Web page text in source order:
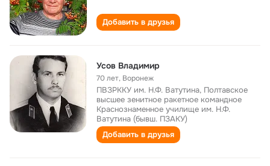
Добавить в друзья
Усов Владимир
70 лет, Воронеж
ПВЗРККУ им. Н.Ф. Ватутина, Полтавское
высшее зенитное ракетное командное
Краснознаменное училище им. Н.Ф.
Ватутина (бывш. ПЗАКУ)
Добавить в друзья